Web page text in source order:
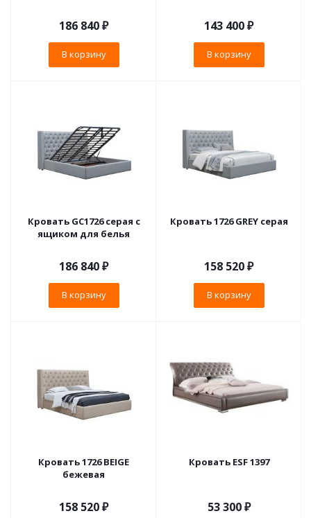
186 840₽
В корзину
143 400₽
В корзину
Кровать GC1726 серая с
ящиком для белья
186 840₽
В корзину
Кровать 1726 GREY серая
158 520₽
В корзину
Кровать 1726 BEIGE
бежевая
158 520₽
Кровать ESF 1397
53 300₽